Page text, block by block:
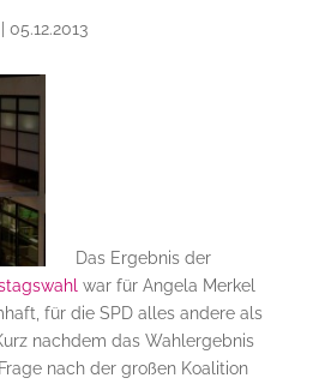
05.12.2013
Das Ergebnis der
war für Angela Merkel
für die SPD alles andere als
nachdem das Wahlergebnis
nach der großen Koalition